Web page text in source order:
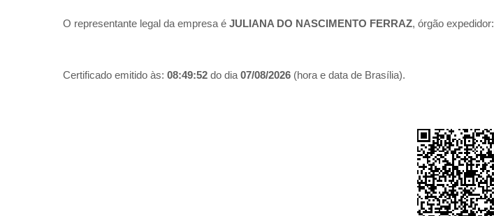
O representante legal da empresa é JULIANA DO NASCIMENTO FERRAZ, órgão expedidor:
Certificado emitido às: 08:49:52 do dia 07/08/2026 (hora e data de Brasília).